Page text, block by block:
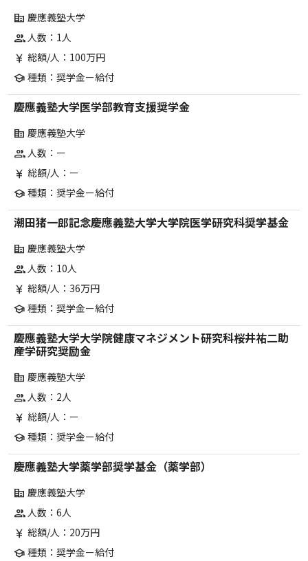
corporate_fare 慶應義塾大学
group 人数：1人
currency_yen 総額/人：100万円
school 種類：奨学金ー給付
慶應義塾大学医学部教育支援奨学金
corporate_fare 慶應義塾大学
group 人数：ー
currency_yen 総額/人：ー
school 種類：奨学金ー給付
潮田猪一郎記念慶應義塾大学大学院医学研究科奨学基金
corporate_fare 慶應義塾大学
group 人数：10人
currency_yen 総額/人：36万円
school 種類：奨学金ー給付
慶應義塾大学大学院健康マネジメント研究科桜井祐二助
産学研究奨励金
corporate_fare 慶應義塾大学
group 人数：2人
currency_yen 総額/人：ー
school 種類：奨学金ー給付
慶應義塾大学薬学部奨学基金（薬学部）
corporate_fare 慶應義塾大学
group 人数：6人
currency_yen 総額/人：20万円
school 種類：奨学金ー給付